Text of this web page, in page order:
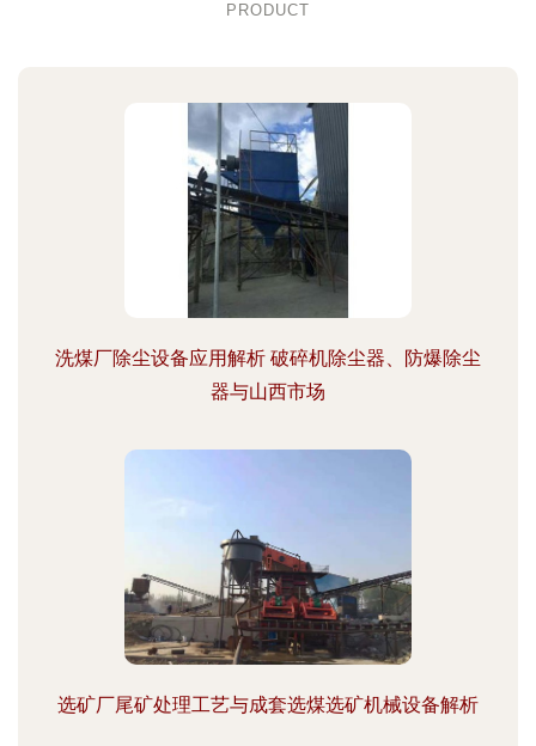
PRODUCT
洗煤厂除尘设备应用解析 破碎机除尘器、防爆除尘
器与山西市场
选矿厂尾矿处理工艺与成套选煤选矿机械设备解析